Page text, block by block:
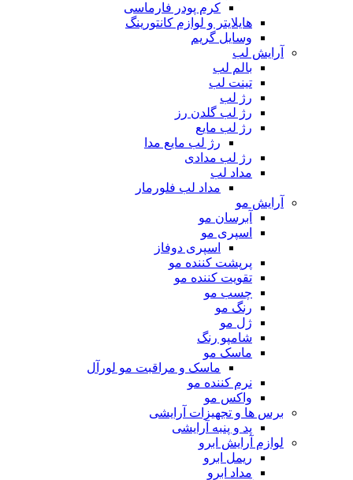
کرم پودر فارماسی
هایلایتر و لوازم کانتورینگ
وسایل گریم
آرایش لب
بالم لب
تینت لب
رژ لب
رژ لب گلدن رز
رژ لب مایع
رژ لب مایع مدا
رژ لب مدادی
مداد لب
مداد لب فلورمار
آرایش مو
آبرسان مو
اسپری مو
اسپری دوفاز
پرپشت کننده مو
تقویت کننده مو
چسب مو
رنگ مو
ژل مو
شامپو رنگ
ماسک مو
ماسک و مراقبت مو لورآل
نرم کننده مو
واکس مو
برس ها و تجهیزات آرایشی
پد و پنبه آرایشی
لوازم آرایش ابرو
ریمل ابرو
مداد ابرو